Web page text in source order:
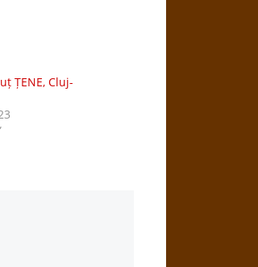
ȚENE, Cluj-